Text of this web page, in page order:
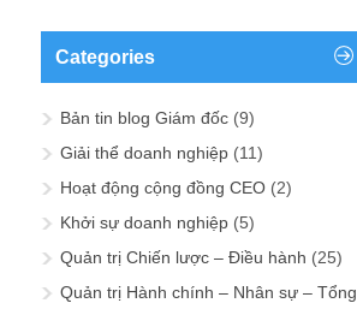
Categories
Bản tin blog Giám đốc (9)
Giải thể doanh nghiệp (11)
Hoạt động cộng đồng CEO (2)
Khởi sự doanh nghiệp (5)
Quản trị Chiến lược – Điều hành (25)
Quản trị Hành chính – Nhân sự – Tổng